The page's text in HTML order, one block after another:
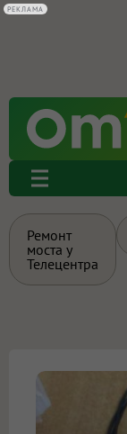
Ремонт
моста у
Телецентра
РЕКЛАМА